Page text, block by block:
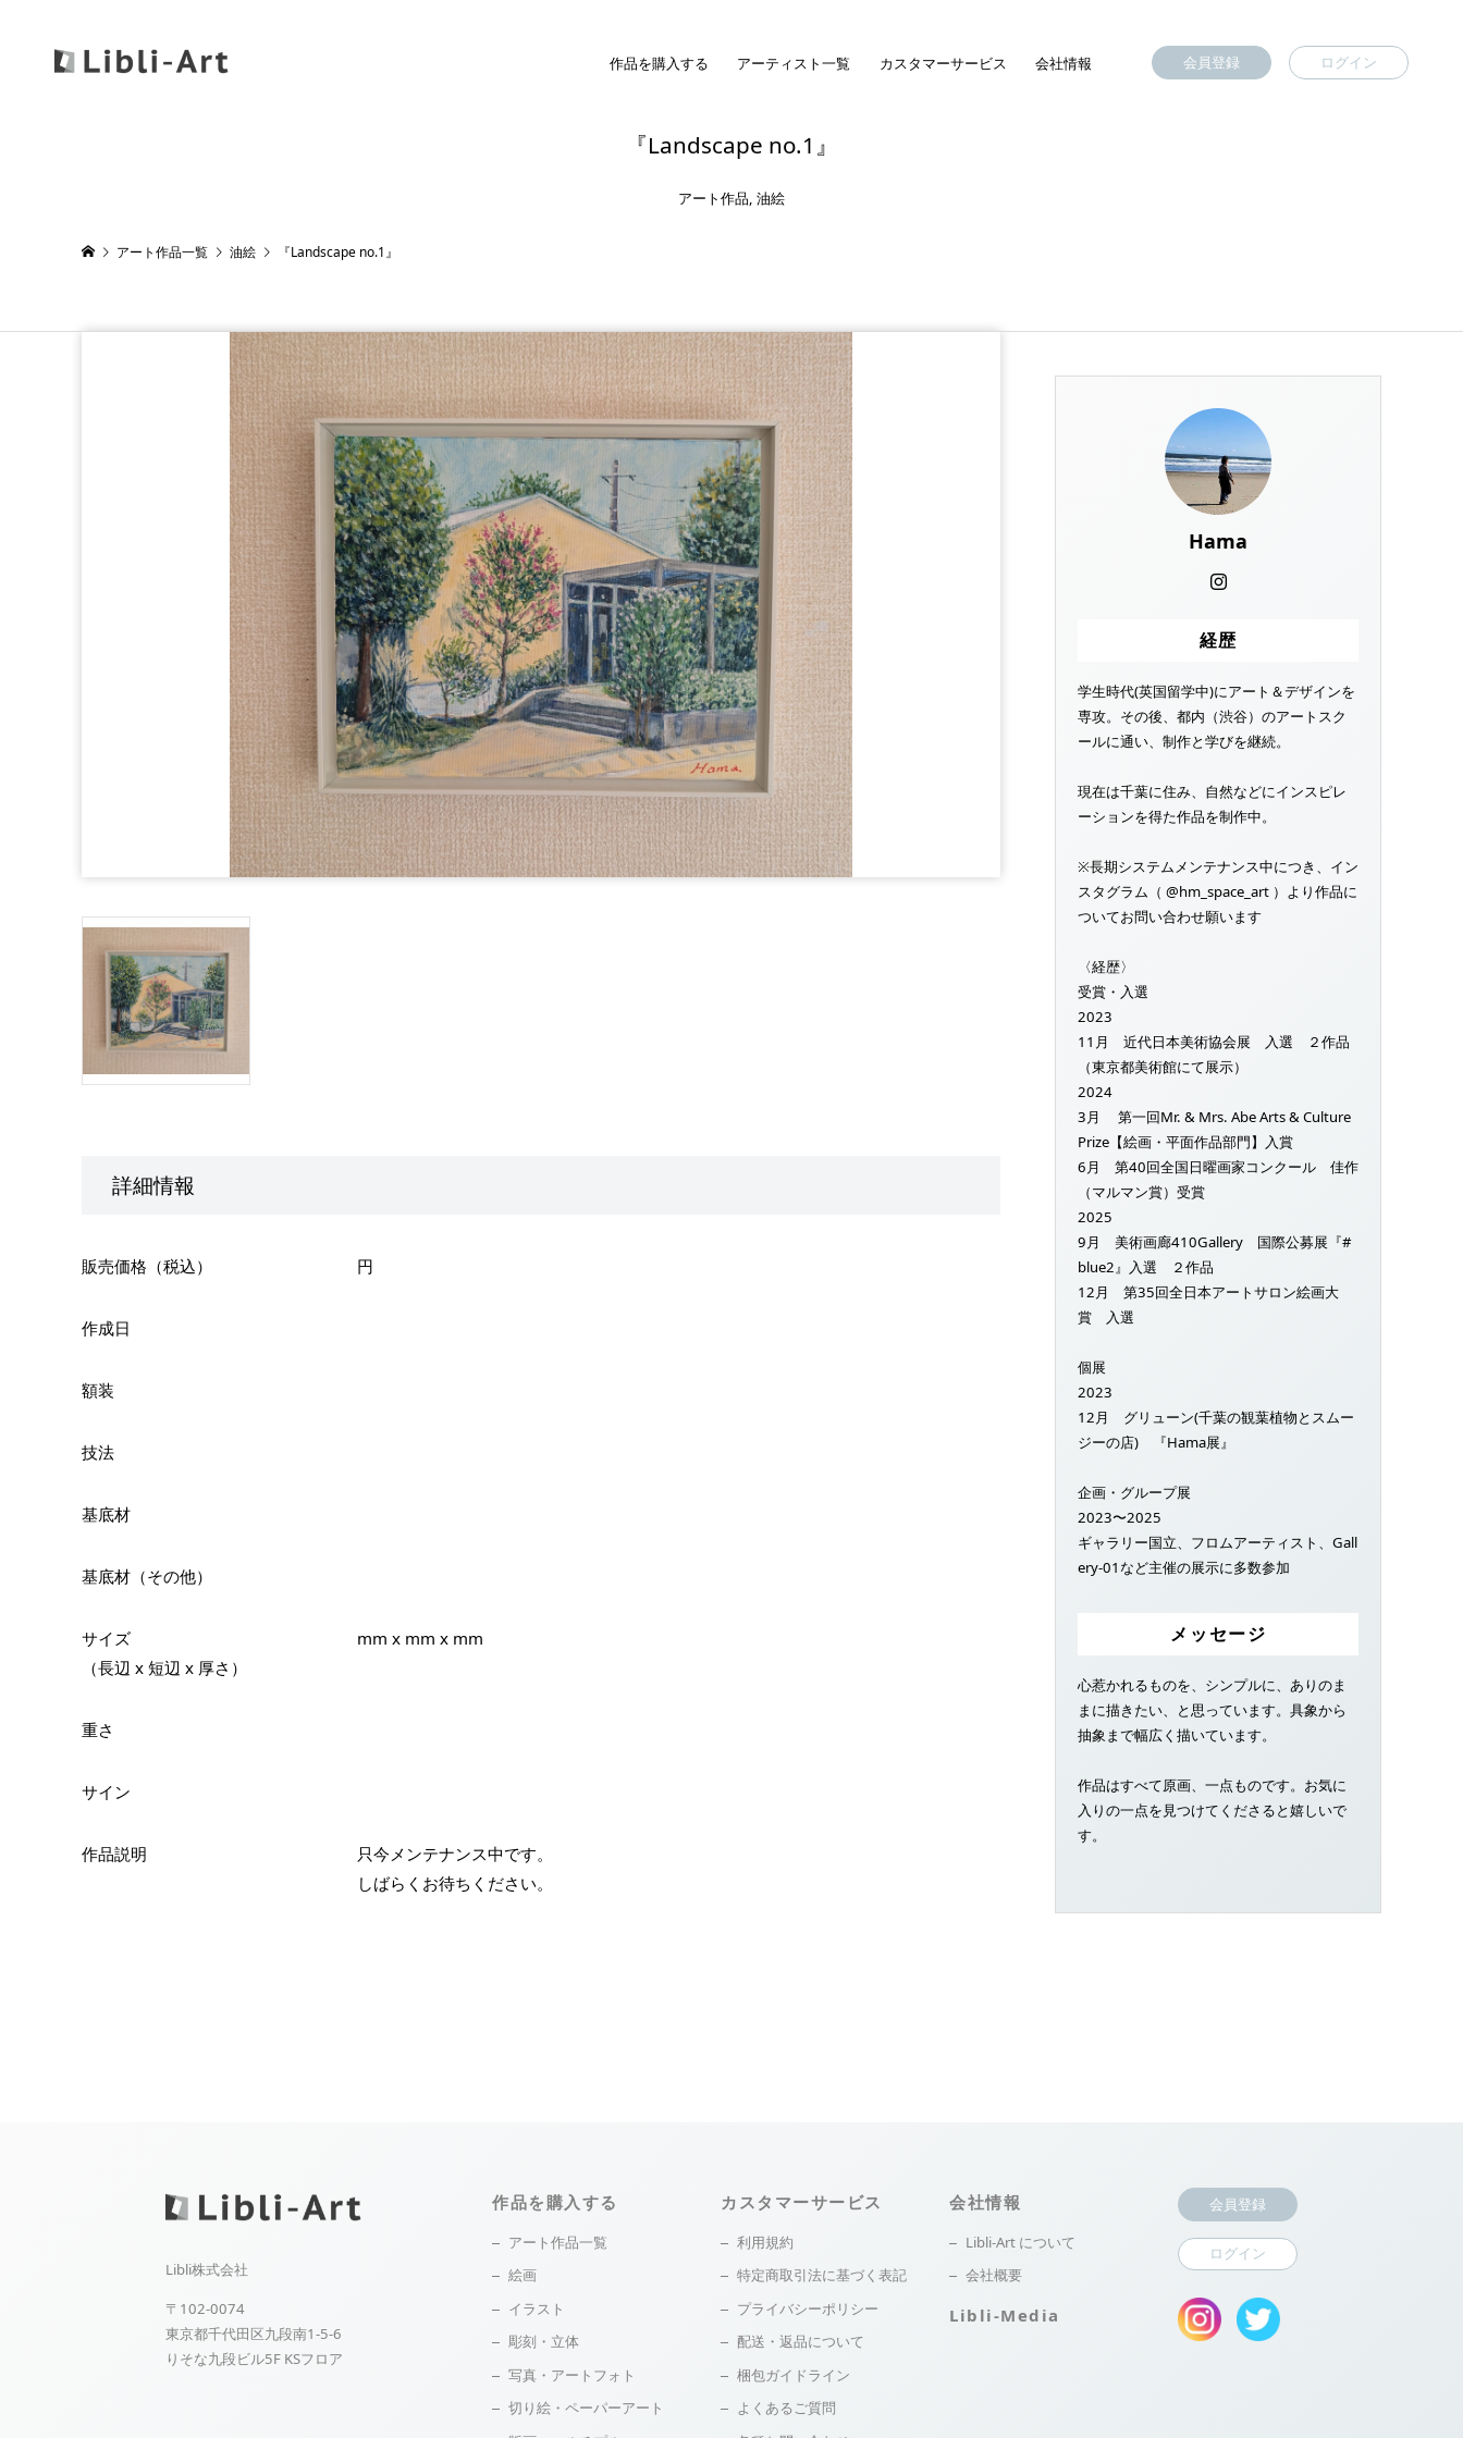
作品を購入する アーティスト一覧 カスタマーサービス 会社情報 会員登録 ログイン
『Landscape no.1』
アート作品, 油絵
アート作品一覧 油絵 『Landscape no.1』
詳細情報
販売価格（税込） 円
作成日
額装
技法
基底材
基底材（その他）
サイズ
（長辺 x 短辺 x 厚さ）
mm x mm x mm
重さ
サイン
作品説明
只今メンテナンス中です。
しばらくお待ちください。
Hama
経歴
学生時代(英国留学中)にアート＆デザインを
専攻。その後、都内（渋谷）のアートスク
ールに通い、制作と学びを継続。
現在は千葉に住み、自然などにインスピレ
ーションを得た作品を制作中。
※長期システムメンテナンス中につき、イン
スタグラム（ @hm_space_art ）より作品に
ついてお問い合わせ願います
〈経歴〉
受賞・入選
2023
11月 近代日本美術協会展 入選 ２作品
（東京都美術館にて展示）
2024
3月 第一回Mr. & Mrs. Abe Arts & Culture
Prize【絵画・平面作品部門】入賞
6月 第40回全国日曜画家コンクール 佳作
（マルマン賞）受賞
2025
9月 美術画廊410Gallery 国際公募展『#
blue2』入選 ２作品
12月 第35回全日本アートサロン絵画大
賞 入選
個展
2023
12月 グリューン(千葉の観葉植物とスムー
ジーの店) 『Hama展』
企画・グループ展
2023〜2025
ギャラリー国立、フロムアーティスト、Gall
ery-01など主催の展示に多数参加
メッセージ
心惹かれるものを、シンプルに、ありのま
まに描きたい、と思っています。具象から
抽象まで幅広く描いています。
作品はすべて原画、一点ものです。お気に
入りの一点を見つけてくださると嬉しいで
す。
Libli株式会社
〒102-0074
東京都千代田区九段南1-5-6
りそな九段ビル5F KSフロア
作品を購入する
アート作品一覧
絵画
イラスト
彫刻・立体
写真・アートフォト
切り絵・ペーパーアート
カスタマーサービス
利用規約
特定商取引法に基づく表記
プライバシーポリシー
配送・返品について
梱包ガイドライン
よくあるご質問
会社情報
Libli-Art について
会社概要
Libli-Media
会員登録
ログイン